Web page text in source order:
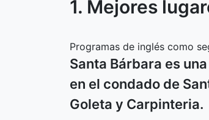
1. Mejores
Programas de inglés como
Santa Bárbara es
en el condado de
Goleta y Carpinteria.